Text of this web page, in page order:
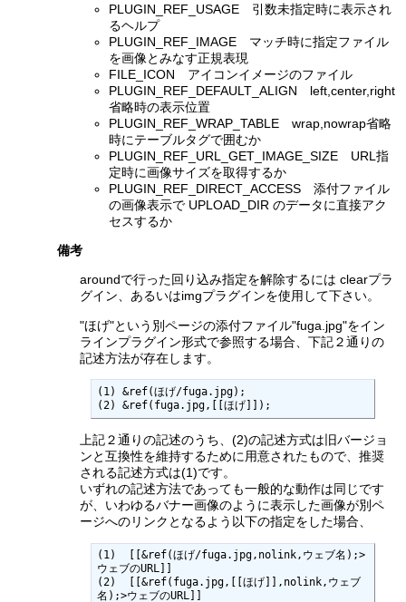
PLUGIN_REF_USAGE 引数未指定時に表示され
るヘルプ
PLUGIN_REF_IMAGE マッチ時に指定ファイル
を画像とみなす正規表現
FILE_ICON アイコンイメージのファイル
PLUGIN_REF_DEFAULT_ALIGN left,center,right
省略時の表示位置
PLUGIN_REF_WRAP_TABLE wrap,nowrap省略
時にテーブルタグで囲むか
PLUGIN_REF_URL_GET_IMAGE_SIZE URL指
定時に画像サイズを取得するか
PLUGIN_REF_DIRECT_ACCESS 添付ファイル
の画像表示で UPLOAD_DIR のデータに直接アク
セスするか
備考
aroundで行った回り込み指定を解除するには clearプラ
グイン、あるいはimgプラグインを使用して下さい。
"ほげ"という別ページの添付ファイル"fuga.jpg"をイン
ラインプラグイン形式で参照する場合、下記２通りの
記述方法が存在します。
(1) &ref(ほげ/fuga.jpg);
(2) &ref(fuga.jpg,[[ほげ]]);
上記２通りの記述のうち、(2)の記述方式は旧バージョ
ンと互換性を維持するために用意されたもので、推奨
される記述方式は(1)です。
いずれの記述方法であっても一般的な動作は同じです
が、いわゆるバナー画像のように表示した画像が別ペ
ージへのリンクとなるよう以下の指定をした場合、
(1)  [[&ref(ほげ/fuga.jpg,nolink,ウェブ名);>
ウェブのURL]]
(2)  [[&ref(fuga.jpg,[[ほげ]],nolink,ウェブ
名);>ウェブのURL]]